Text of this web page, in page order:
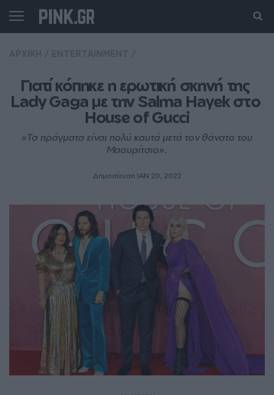
Γιατί κόπηκε η ερωτική σκηνή της
Lady Gaga με την Salma Hayek στο
House of Gucci
«Τα πράγματα είναι πολύ καυτά μετά τον θάνατο του
Μαουρίτσιο».
Δημοσίευση ΙΑΝ 20, 2022